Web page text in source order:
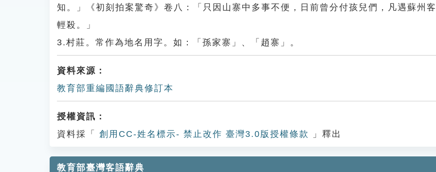
知。」《初刻拍案驚奇》卷八：「只因山寨中多事不便，日前曾分付孩兒們，凡遇蘇州
輕殺。」
3.村莊。常作為地名用字。如：「孫家寨」、「趙寨」。
資料來源：
教育部重編國語辭典修訂本
授權資訊：
資料採「
創用CC-姓名標示- 禁止改作 臺灣3.0版授權條款 」釋出
教育部臺灣客語辭典